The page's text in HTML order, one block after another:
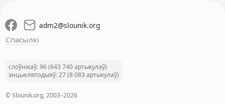
adm2@slounik.org
Спасылкі
слоўнікаў: 96 (643 740 артыкулаў)
энцыкляпэдыяў: 27 (8 083 артыкулаў)
© Slounik.org, 2003–2026